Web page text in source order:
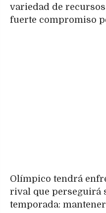
variedad de
fuerte compromiso
Olímpico tendrá
rival que perseguirá
temporada: